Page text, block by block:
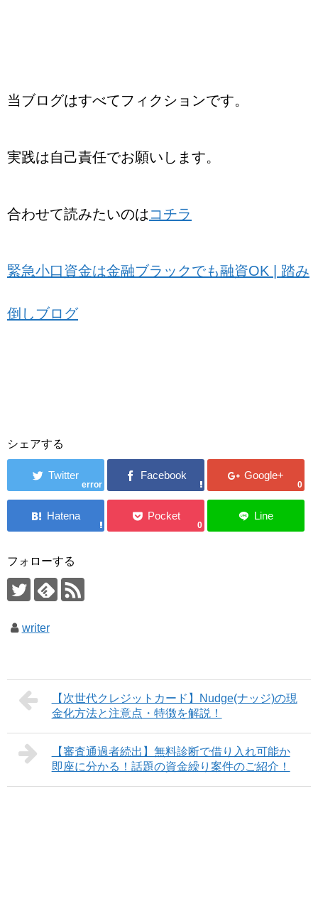
当ブログはすべてフィクションです。
実践は自己責任でお願いします。
合わせて読みたいのは コチラ
緊急小口資金は金融ブラックでも融資OK | 踏み
倒しブログ
シェアする
error 0
0
フォローする
writer
【次世代クレジットカード】Nudge(ナッジ)の現
金化方法と注意点・特徴を解説！
【審査通過者続出】無料診断で借り入れ可能か
即座に分かる！話題の資金繰り案件のご紹介！